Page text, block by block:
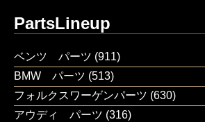
PartsLineup
ベンツ パーツ (911)
BMW パーツ (513)
フォルクスワーゲンパーツ (630)
アウディ パーツ (316)